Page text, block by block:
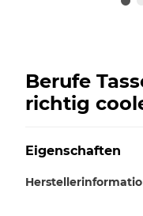
Berufe
richtig
Eigenschaften